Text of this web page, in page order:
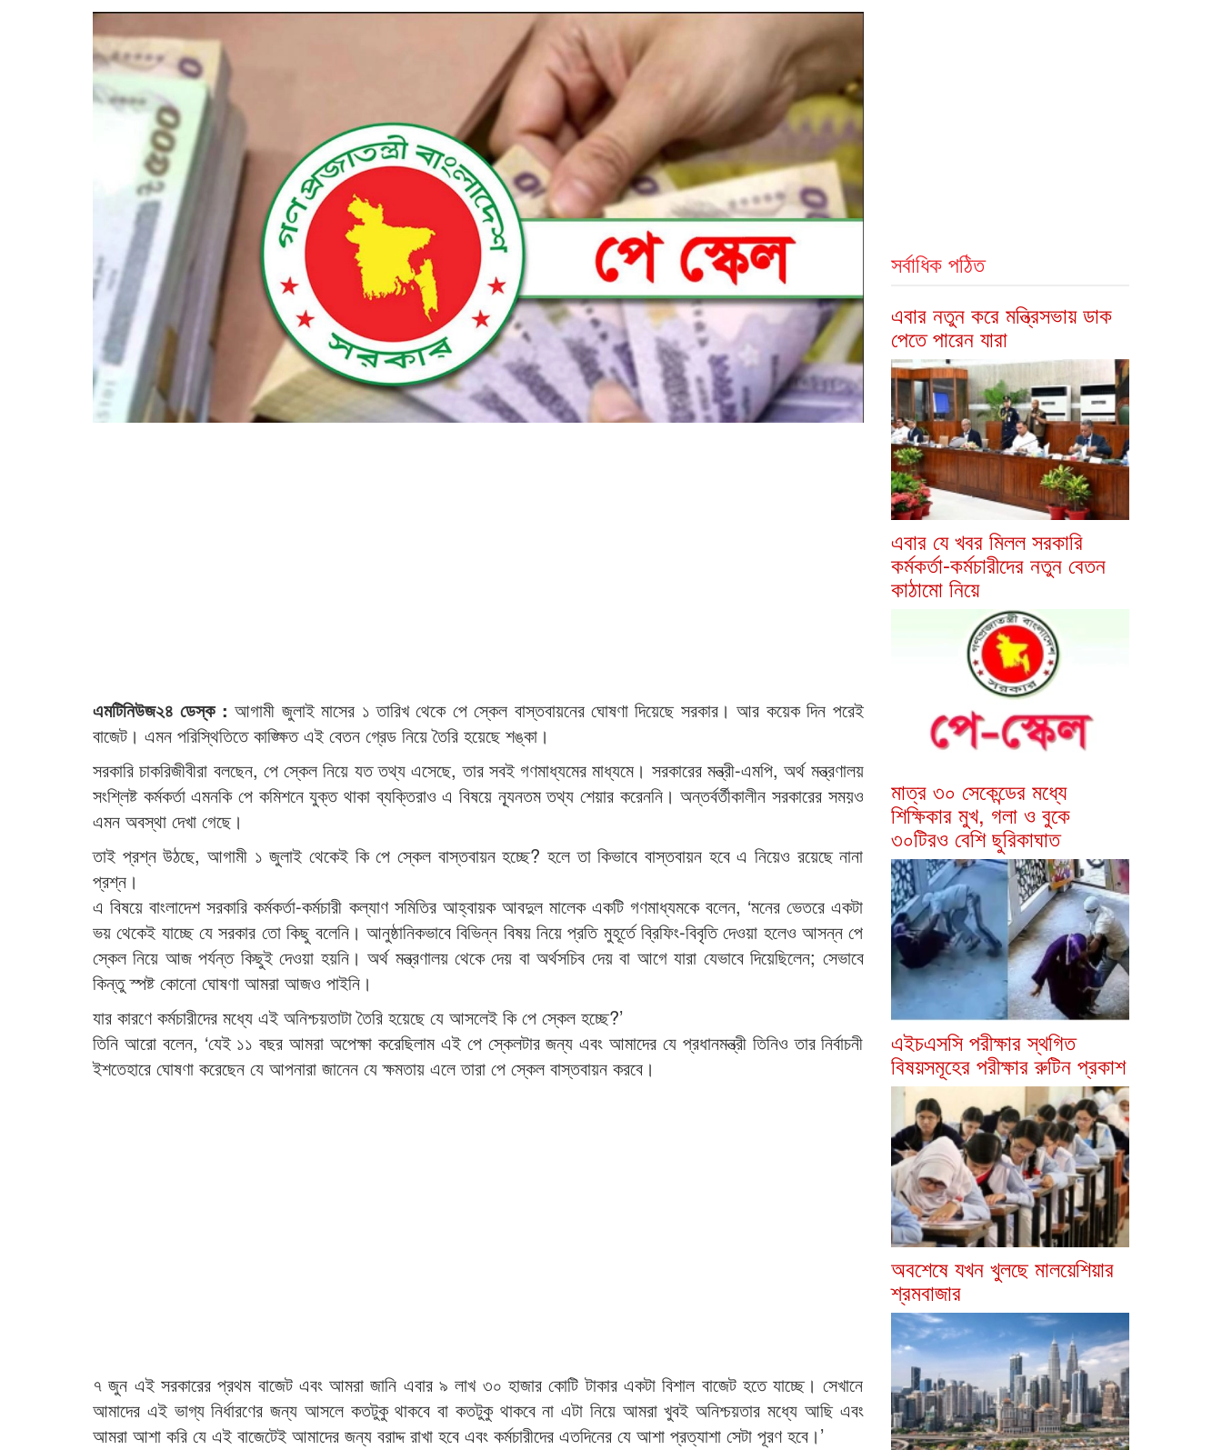
এমটিনিউজ২৪ ডেস্ক :আগামী জুলাই মাসের ১ তারিখ থেকে পে স্কেল বাস্তবায়নের ঘোষণা দিয়েছে সরকার। আর কয়েক দিন পরেই
বাজেট। এমন পরিস্থিতিতে কাঙ্ক্ষিত এই বেতন গ্রেড নিয়ে তৈরি হয়েছে শঙ্কা।
সরকারি চাকরিজীবীরা বলছেন, পে স্কেল নিয়ে যত তথ্য এসেছে, তার সবই গণমাধ্যমের মাধ্যমে। সরকারের মন্ত্রী-এমপি, অর্থ মন্ত্রণালয়
সংশ্লিষ্ট কর্মকর্তা এমনকি পে কমিশনে যুক্ত থাকা ব্যক্তিরাও এ বিষয়ে ন্যূনতম তথ্য শেয়ার করেননি। অন্তর্বর্তীকালীন সরকারের সময়ও
এমন অবস্থা দেখা গেছে।
তাই প্রশ্ন উঠছে, আগামী ১ জুলাই থেকেই কি পে স্কেল বাস্তবায়ন হচ্ছে? হলে তা কিভাবে বাস্তবায়ন হবে এ নিয়েও রয়েছে নানা
প্রশ্ন।
এ বিষয়ে বাংলাদেশ সরকারি কর্মকর্তা-কর্মচারী কল্যাণ সমিতির আহ্বায়ক আবদুল মালেক একটি গণমাধ্যমকে বলেন, ‘মনের ভেতরে একটা
ভয় থেকেই যাচ্ছে যে সরকার তো কিছু বলেনি। আনুষ্ঠানিকভাবে বিভিন্ন বিষয় নিয়ে প্রতি মুহূর্তে ব্রিফিং-বিবৃতি দেওয়া হলেও আসন্ন পে
স্কেল নিয়ে আজ পর্যন্ত কিছুই দেওয়া হয়নি। অর্থ মন্ত্রণালয় থেকে দেয় বা অর্থসচিব দেয় বা আগে যারা যেভাবে দিয়েছিলেন; সেভাবে
কিন্তু স্পষ্ট কোনো ঘোষণা আমরা আজও পাইনি।
যার কারণে কর্মচারীদের মধ্যে এই অনিশ্চয়তাটা তৈরি হয়েছে যে আসলেই কি পে স্কেল হচ্ছে?’
তিনি আরো বলেন, ‘যেই ১১ বছর আমরা অপেক্ষা করেছিলাম এই পে স্কেলটার জন্য এবং আমাদের যে প্রধানমন্ত্রী তিনিও তার নির্বাচনী
ইশতেহারে ঘোষণা করেছেন যে আপনারা জানেন যে ক্ষমতায় এলে তারা পে স্কেল বাস্তবায়ন করবে।
৭ জুন এই সরকারের প্রথম বাজেট এবং আমরা জানি এবার ৯ লাখ ৩০ হাজার কোটি টাকার একটা বিশাল বাজেট হতে যাচ্ছে। সেখানে
আমাদের এই ভাগ্য নির্ধারণের জন্য আসলে কতটুকু থাকবে বা কতটুকু থাকবে না এটা নিয়ে আমরা খুবই অনিশ্চয়তার মধ্যে আছি এবং
আমরা আশা করি যে এই বাজেটেই আমাদের জন্য বরাদ্দ রাখা হবে এবং কর্মচারীদের এতদিনের যে আশা প্রত্যাশা সেটা পূরণ হবে।’
সর্বাধিক পঠিত
এবার নতুন করে মন্ত্রিসভায় ডাক
পেতে পারেন যারা
এবার যে খবর মিলল সরকারি
কর্মকর্তা-কর্মচারীদের নতুন বেতন
কাঠামো নিয়ে
মাত্র ৩০ সেকেন্ডের মধ্যে
শিক্ষিকার মুখ, গলা ও বুকে
৩০টিরও বেশি ছুরিকাঘাত
এইচএসসি পরীক্ষার স্থগিত
বিষয়সমূহের পরীক্ষার রুটিন প্রকাশ
অবশেষে যখন খুলছে মালয়েশিয়ার
শ্রমবাজার